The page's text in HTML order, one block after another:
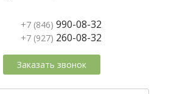
+7 (846) 990-08-32
+7 (927) 260-08-32
Заказать звонок